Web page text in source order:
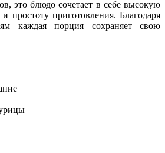
это блюдо сочетает в себе высокую
простоту приготовления. Благодаря
каждая порция сохраняет свою